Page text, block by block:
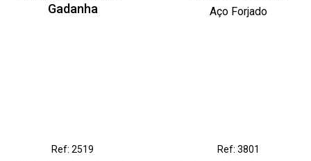
Gadanha
Aço Forjado
Ref: 2519 Ref: 3801